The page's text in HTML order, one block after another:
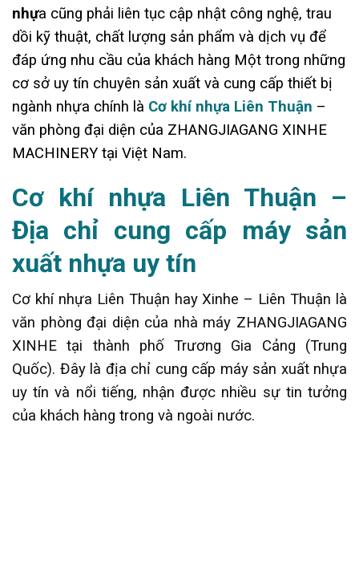
nhựa cũng phải liên tục cập nhật công nghệ, trau
dồi kỹ thuật, chất lượng sản phẩm và dịch vụ để
đáp ứng nhu cầu của khách hàng Một trong những
cơ sở uy tín chuyên sản xuất và cung cấp thiết bị
ngành nhựa chính là Cơ khí nhựa Liên Thuận –
văn phòng đại diện của ZHANGJIAGANG XINHE
MACHINERY tại Việt Nam.
Cơ khí nhựa Liên Thuận –
Địa chỉ cung cấp máy sản
xuất nhựa uy tín
Cơ khí nhựa Liên Thuận hay Xinhe – Liên Thuận là
văn phòng đại diện của nhà máy ZHANGJIAGANG
XINHE tại thành phố Trương Gia Cảng (Trung
Quốc). Đây là địa chỉ cung cấp máy sản xuất nhựa
uy tín và nổi tiếng, nhận được nhiều sự tin tưởng
của khách hàng trong và ngoài nước.